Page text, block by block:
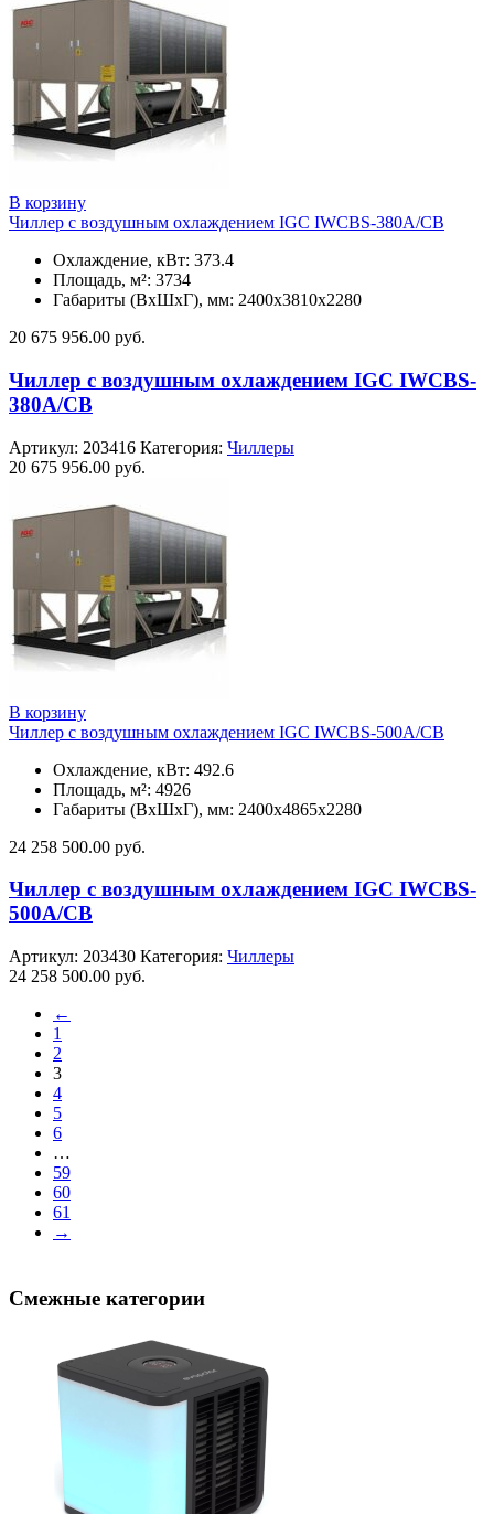
В корзину
Чиллер с воздушным охлаждением IGC IWCBS-380A/CB
Охлаждение, кВт: 373.4
Площадь, м²: 3734
Габариты (ВxШxГ), мм: 2400x3810x2280
20 675 956.00 руб.
Чиллер с воздушным охлаждением IGC IWCBS-
380A/CB
Артикул: 203416 Категория: Чиллеры
20 675 956.00 руб.
В корзину
Чиллер с воздушным охлаждением IGC IWCBS-500A/CB
Охлаждение, кВт: 492.6
Площадь, м²: 4926
Габариты (ВxШxГ), мм: 2400х4865х2280
24 258 500.00 руб.
Чиллер с воздушным охлаждением IGC IWCBS-
500A/CB
Артикул: 203430 Категория: Чиллеры
24 258 500.00 руб.
←
1
2
3
4
5
6
…
59
60
61
→
Смежные категории